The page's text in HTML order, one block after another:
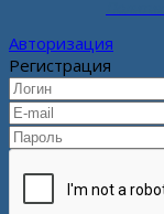
Авторизация
Регистрация